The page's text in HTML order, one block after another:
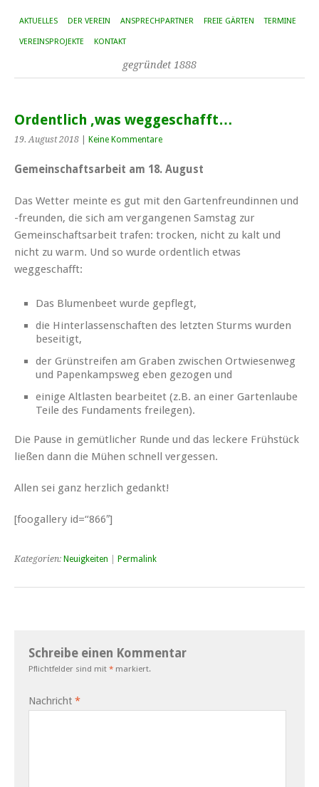
AKTUELLES DER VEREIN ANSPRECHPARTNER FREIE GÄRTEN TERMINE
VEREINSPROJEKTE KONTAKT
gegründet 1888
Ordentlich ‚was weggeschafft…
19. August 2018 Keine Kommentare
Gemeinschaftsarbeit am 18. August
Das Wetter meinte es gut mit den Gartenfreundinnen und
-freunden, die sich am vergangenen Samstag zur
Gemeinschaftsarbeit trafen: trocken, nicht zu kalt und
nicht zu warm. Und so wurde ordentlich etwas
weggeschafft:
Das Blumenbeet wurde gepflegt,
die Hinterlassenschaften des letzten Sturms wurden
beseitigt,
der Grünstreifen am Graben zwischen Ortwiesenweg
und Papenkampsweg eben gezogen und
einige Altlasten bearbeitet (z.B. an einer Gartenlaube
Teile des Fundaments freilegen).
Die Pause in gemütlicher Runde und das leckere Frühstück
ließen dann die Mühen schnell vergessen.
Allen sei ganz herzlich gedankt!
[foogallery id=“866″]
Kategorien: Neuigkeiten Permalink
Schreibe einen Kommentar
Pflichtfelder sind mit * markiert.
Nachricht *